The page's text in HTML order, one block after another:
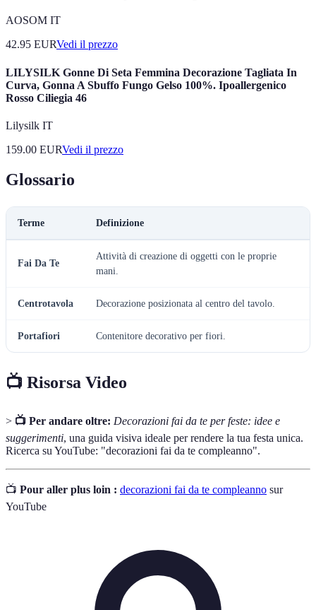
AOSOM IT
42.95 EURVedi il prezzo
LILYSILK Gonne Di Seta Femmina Decorazione Tagliata In
Curva, Gonna A Sbuffo Fungo Gelso 100%. Ipoallergenico
Rosso Ciliegia 46
Lilysilk IT
159.00 EURVedi il prezzo
Glossario
Terme Definizione
Fai Da Te
Attività di creazione di oggetti con le proprie
mani.
Centrotavola Decorazione posizionata al centro del tavolo.
Portafiori Contenitore decorativo per fiori.
📺 Risorsa Video
> 📺 Per andare oltre: Decorazioni fai da te per feste: idee e
suggerimenti, una guida visiva ideale per rendere la tua festa unica.
Ricerca su YouTube: "decorazioni fai da te compleanno".
📺 Pour aller plus loin : decorazioni fai da te compleanno sur
YouTube